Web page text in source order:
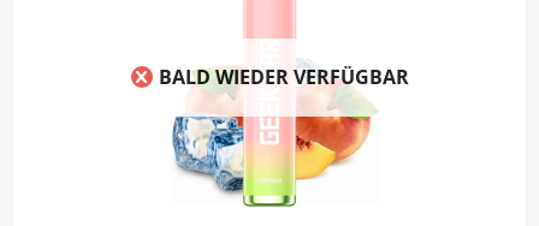
BALD WIEDER VERFÜGBAR